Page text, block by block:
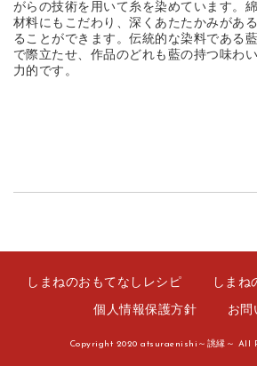
がらの技術を用いて糸を染めています。
材料にもこだわり、深くあたたかみがあ
ることができます。伝統的な染料である
で際立たせ、作品のどれも藍の持つ味わ
力的です。
しまねのおもてなしレシピ しまね
個人情報保護方針 お問
Copyright 2020 atsuraenishi～誂縁～ All